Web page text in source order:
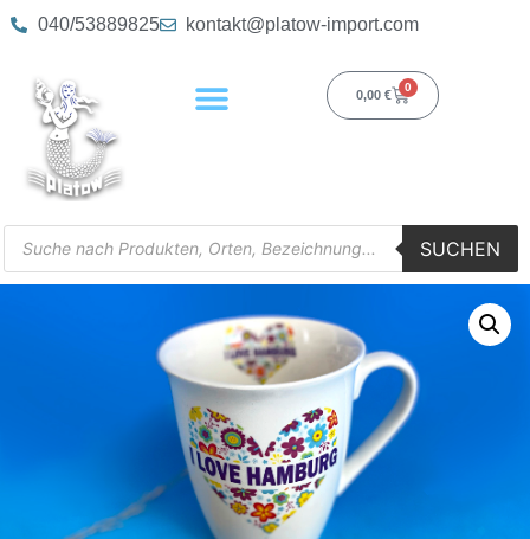
040/53889825 kontakt@platow-import.com
0,00 €
0
SUCHEN